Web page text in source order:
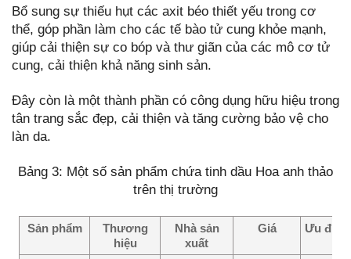
Bổ sung sự thiếu hụt các axit béo thiết yếu trong cơ
thể, góp phần làm cho các tế bào tử cung khỏe mạnh,
giúp cải thiện sự co bóp và thư giãn của các mô cơ tử
cung, cải thiện khả năng sinh sản.
Đây còn là một thành phần có công dụng hữu hiệu trong
tân trang sắc đẹp, cải thiện và tăng cường bảo vệ cho
làn da.
Bảng 3: Một số sản phẩm chứa tinh dầu Hoa anh thảo
trên thị trường
Sản phẩm
Thương
hiệu
Nhà sản
xuất
Giá Ưu điểm